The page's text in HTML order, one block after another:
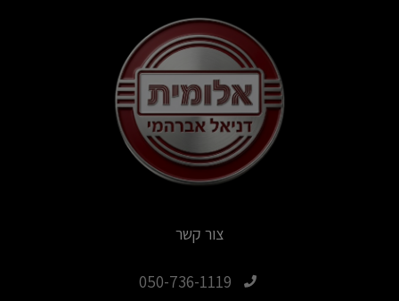
צור קשר
050-736-1119